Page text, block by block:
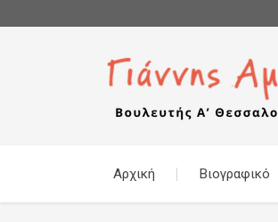
Αρχική Βιογραφικό